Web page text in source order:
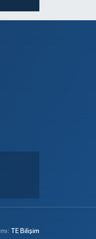
TE Bilişim